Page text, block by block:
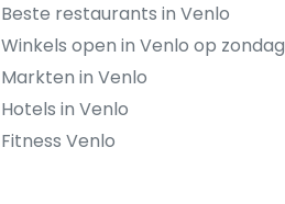
Beste restaurants in Venlo
Winkels open in Venlo op zondag
Markten in Venlo
Hotels in Venlo
Fitness Venlo